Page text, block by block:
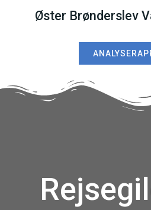
til
Øster Brønderslev